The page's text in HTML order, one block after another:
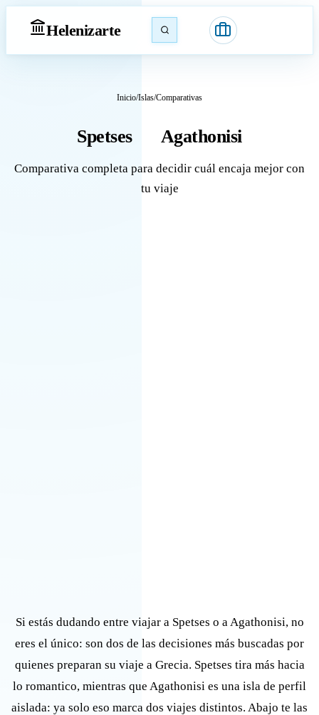
Helenizarte
Inicio/Islas/Comparativas
Spetses Agathonisi
Comparativa completa para decidir cuál encaja mejor con
tu viaje
Si estás dudando entre viajar a Spetses o a Agathonisi, no
eres el único: son dos de las decisiones más buscadas por
quienes preparan su viaje a Grecia. Spetses tira más hacia
lo romantico, mientras que Agathonisi es una isla de perfil
aislada: ya solo eso marca dos viajes distintos. Abajo te las